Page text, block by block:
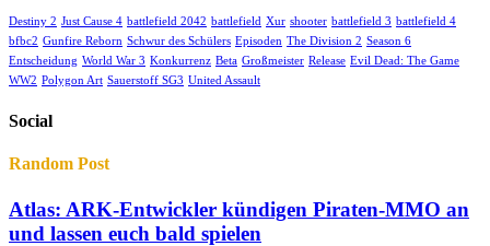
Destiny 2 Just Cause 4 battlefield 2042 battlefield Xur shooter battlefield 3 battlefield 4
bfbc2 Gunfire Reborn Schwur des Schülers Episoden The Division 2 Season 6
Entscheidung World War 3 Konkurrenz Beta Großmeister Release Evil Dead: The Game
WW2 Polygon Art Sauerstoff SG3 United Assault
Social
Random Post
Atlas: ARK-Entwickler kündigen Piraten-MMO an
und lassen euch bald spielen